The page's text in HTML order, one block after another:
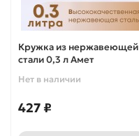
Кружка из нержавеющей
стали 0,3 л Амет
Нет в наличии
427 ₽